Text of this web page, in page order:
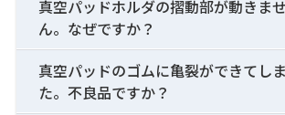
真空パッドホルダの摺動部が動きませ
ん。なぜですか？
真空パッドのゴムに亀裂ができてし
た。不良品ですか？